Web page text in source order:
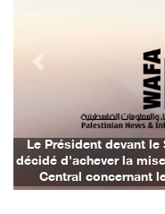
06/August/2026 12:24 AM
Trois Palestiniens
06/August/2026 12:21 AM
Des colons prennent
05/August/2026 10:37 PM
Le Président devant le
décidé d'achever la
Central concernant
Previous